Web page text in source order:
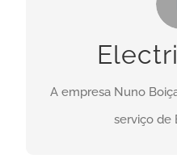
A empresa Nuno
serviço de
Necessita deste